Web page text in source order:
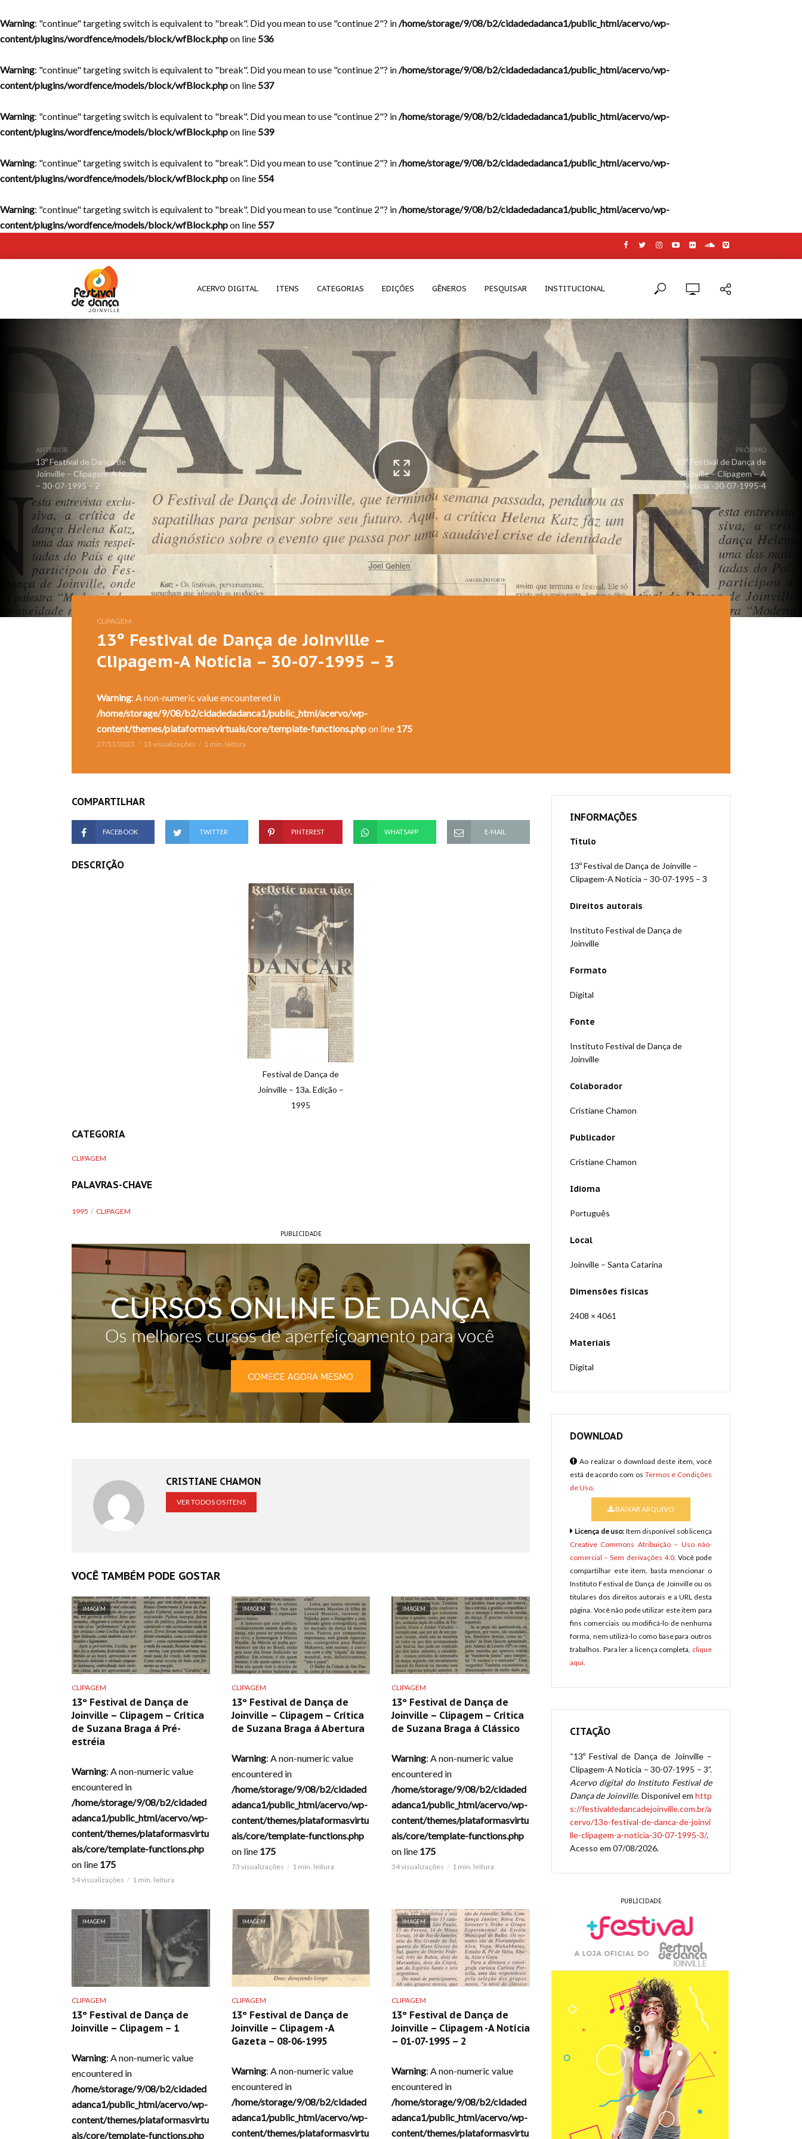
Warning: "continue" targeting switch is equivalent to "break". Did you mean to use "continue 2"? in/home/storage/9/08/b2/cidadedadanca1/public_html/acervo/wp-
content/plugins/wordfence/models/block/wfBlock.phpon line536
Warning: "continue" targeting switch is equivalent to "break". Did you mean to use "continue 2"? in/home/storage/9/08/b2/cidadedadanca1/public_html/acervo/wp-
content/plugins/wordfence/models/block/wfBlock.phpon line537
Warning: "continue" targeting switch is equivalent to "break". Did you mean to use "continue 2"? in/home/storage/9/08/b2/cidadedadanca1/public_html/acervo/wp-
content/plugins/wordfence/models/block/wfBlock.phpon line539
Warning: "continue" targeting switch is equivalent to "break". Did you mean to use "continue 2"? in/home/storage/9/08/b2/cidadedadanca1/public_html/acervo/wp-
content/plugins/wordfence/models/block/wfBlock.phpon line554
Warning: "continue" targeting switch is equivalent to "break". Did you mean to use "continue 2"? in/home/storage/9/08/b2/cidadedadanca1/public_html/acervo/wp-
content/plugins/wordfence/models/block/wfBlock.phpon line557
ACERVO DIGITAL ITENS CATEGORIAS EDIÇÕES GÊNEROS PESQUISAR INSTITUCIONAL
ANTERIOR
13º Festival de Dança de
Joinville – Clipagem-A Notícia
– 30-07-1995 – 2
PRÓXIMO
13º Festival de Dança de
Joinville – Clipagem – A
Notícia -30-07-1995-4
CLIPAGEM
13º Festival de Dança de Joinville –
Clipagem-A Notícia – 30-07-1995 – 3
Warning: A non-numeric value encountered in
/home/storage/9/08/b2/cidadedadanca1/public_html/acervo/wp-
content/themes/plataformasvirtuais/core/template-functions.phpon line 175
27/11/2023 13 visualizações 1 min. leitura
COMPARTILHAR
FACEBOOK TWITTER PINTEREST WHATSAPP E-MAIL
DESCRIÇÃO
Festival de Dança de
Joinville – 13a. Edição –
1995
CATEGORIA
CLIPAGEM
PALAVRAS-CHAVE
1995 CLIPAGEM
PUBLICIDADE
CRISTIANE CHAMON
VER TODOS OS ITENS
VOCÊ TAMBÉM PODE GOSTAR
IMAGEM
CLIPAGEM
13º Festival de Dança de
Joinville – Clipagem – Crítica
de Suzana Braga á Pré-
estréia
Warning: A non-numeric value
encountered in
/home/storage/9/08/b2/cidaded
adanca1/public_html/acervo/wp-
content/themes/plataformasvirtu
ais/core/template-functions.php
on line 175
54 visualizações 1 min. leitura
IMAGEM
CLIPAGEM
13º Festival de Dança de
Joinville – Clipagem – Crítica
de Suzana Braga á Abertura
Warning: A non-numeric value
encountered in
/home/storage/9/08/b2/cidaded
adanca1/public_html/acervo/wp-
content/themes/plataformasvirtu
ais/core/template-functions.php
on line 175
73 visualizações 1 min. leitura
IMAGEM
CLIPAGEM
13º Festival de Dança de
Joinville – Clipagem – Crítica
de Suzana Braga á Clássico
Warning: A non-numeric value
encountered in
/home/storage/9/08/b2/cidaded
adanca1/public_html/acervo/wp-
content/themes/plataformasvirtu
ais/core/template-functions.php
on line 175
34 visualizações 1 min. leitura
IMAGEM
CLIPAGEM
13º Festival de Dança de
Joinville – Clipagem – 1
Warning: A non-numeric value
encountered in
/home/storage/9/08/b2/cidaded
adanca1/public_html/acervo/wp-
content/themes/plataformasvirtu
ais/core/template-functions.php
IMAGEM
CLIPAGEM
13º Festival de Dança de
Joinville – Clipagem -A
Gazeta – 08-06-1995
Warning: A non-numeric value
encountered in
/home/storage/9/08/b2/cidaded
adanca1/public_html/acervo/wp-
content/themes/plataformasvirtu
IMAGEM
CLIPAGEM
13º Festival de Dança de
Joinville – Clipagem -A Notícia
– 01-07-1995 – 2
Warning: A non-numeric value
encountered in
/home/storage/9/08/b2/cidaded
adanca1/public_html/acervo/wp-
content/themes/plataformasvirtu
INFORMAÇÕES
Título
13º Festival de Dança de Joinville –
Clipagem-A Notícia – 30-07-1995 – 3
Direitos autorais
Instituto Festival de Dança de
Joinville
Formato
Digital
Fonte
Instituto Festival de Dança de
Joinville
Colaborador
Cristiane Chamon
Publicador
Cristiane Chamon
Idioma
Português
Local
Joinville – Santa Catarina
Dimensões físicas
2408 × 4061
Materiais
Digital
DOWNLOAD
Ao realizar o download deste item, você
está de acordo com os Termos e Condições
de Uso.
BAIXAR ARQUIVO
Licença de uso: Item disponível sob licença
Creative Commons Atribuição – Uso não-
comercial – Sem derivações 4.0. Você pode
compartilhar este item, basta mencionar o
Instituto Festival de Dança de Joinville ou os
titulares dos direitos autorais e a URL desta
página. Você não pode utilizar este item para
fins comerciais ou modificá-lo de nenhuma
forma, nem utilizá-lo como base para outros
trabalhos. Para ler a licença completa, clique
aqui.
CITAÇÃO
“13º Festival de Dança de Joinville –
Clipagem-A Notícia – 30-07-1995 – 3”.
Acervo digital do Instituto Festival de
Dança de Joinville. Disponível emhttp
s://festivaldedancadejoinville.com.br/a
cervo/13o-festival-de-danca-de-joinvi
lle-clipagem-a-noticia-30-07-1995-3/.
Acesso em 07/08/2026.
PUBLICIDADE